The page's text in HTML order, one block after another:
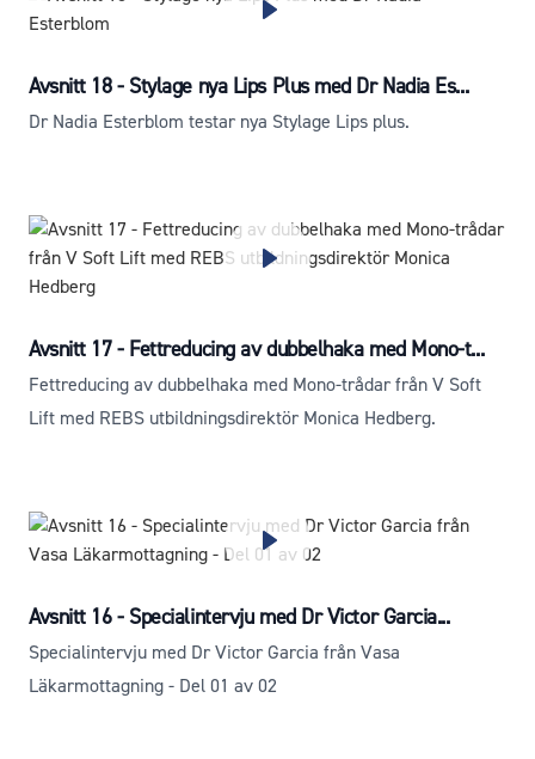
Avsnitt 18 - Stylage nya Lips Plus med Dr Nadia Es...
Dr Nadia Esterblom testar nya Stylage Lips plus.
Avsnitt 17 - Fettreducing av dubbelhaka med Mono-t...
Fettreducing av dubbelhaka med Mono-trådar från V Soft
Lift med REBS utbildningsdirektör Monica Hedberg.
Avsnitt 16 - Specialintervju med Dr Victor Garcia...
Specialintervju med Dr Victor Garcia från Vasa
Läkarmottagning - Del 01 av 02